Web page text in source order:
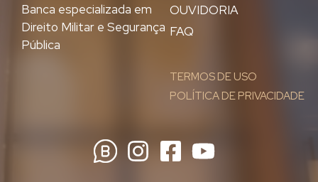
OUVIDORIA
FAQ
TERMOS DE USO
POLÍTICA DE PRIVACIDADE
Banca especializada em
Direito Militar e Segurança
Pública